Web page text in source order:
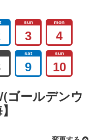
sun
3
mon
4
sat
9
sun
10
ゴールデンウ